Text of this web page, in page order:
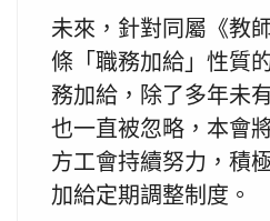
未來，針對同屬《教
條「職務加給」性質
務加給，除了多年未
也一直被忽略，本會
方工會持續努力，積
加給定期調整制度。